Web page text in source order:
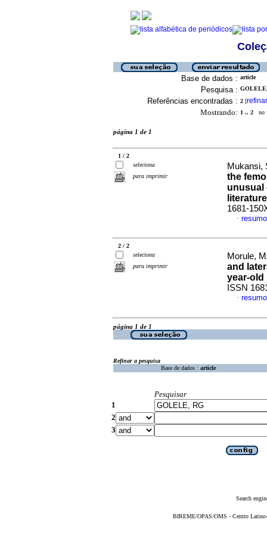
Base de dados : article
Pesquisa :
Referências encontradas : 2 [refinar
Mostrando: 1 .. 2 no
página 1 de 1
1 / 2
seleciona
para imprimir
Mukansi,
the
unusual
literature
1681-
·
2 / 2
seleciona
para imprimir
Morule,
and
year-old
ISSN
·
página 1 de 1
Refinar a pesquisa
Base de dados : article
Pesquisar
1
2
3
Search
BIREME/OPAS/OMS - Centro Latino-